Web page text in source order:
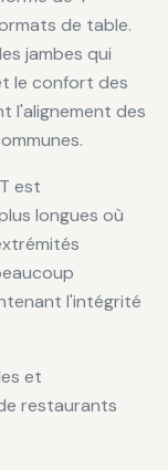
de table.
jambes qui
le confort des
l'alignement des
est
longues où
l'intégrité
et
restaurants